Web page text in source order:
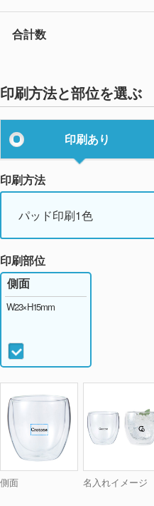
合計数
印刷方法と部位を選ぶ
印刷あり
印刷方法
パッド印刷1色
印刷部位
側面 名入れイメージ
側面
W23×H15mm